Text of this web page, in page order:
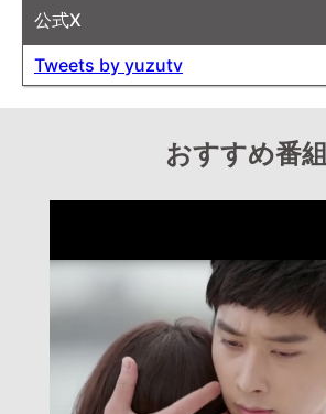
公式X
Tweets by yuzutv
おすすめ番組